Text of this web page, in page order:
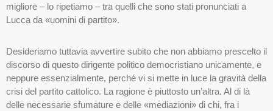
migliore – lo ripetiamo – tra quelli che sono stati pronunciati a
Lucca da «uomini di partito».
Desideriamo tuttavia avvertire subito che non abbiamo prescelto il
discorso di questo dirigente politico democristiano unicamente, e
neppure essenzialmente, perché vi si mette in luce la gravità della
crisi del partito cattolico. La ragione è piuttosto un’altra. Al di là
delle necessarie sfumature e delle «mediazioni» di chi, fra i